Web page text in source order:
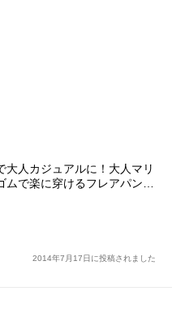
大人カジュアルに！大人マリ
で楽に穿けるフレアパンツ
ットソー ガウチョ パンツ
2014年7月17日に投稿されました